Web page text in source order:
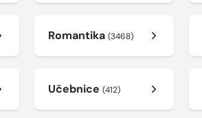
Romantika(3468)
Učebnice(412)